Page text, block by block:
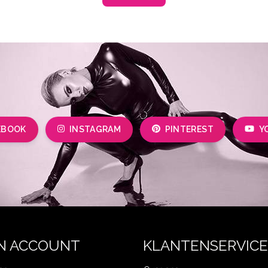
INSTAGRAM PINTEREST
ACCOUNT KLANTENSERVICE